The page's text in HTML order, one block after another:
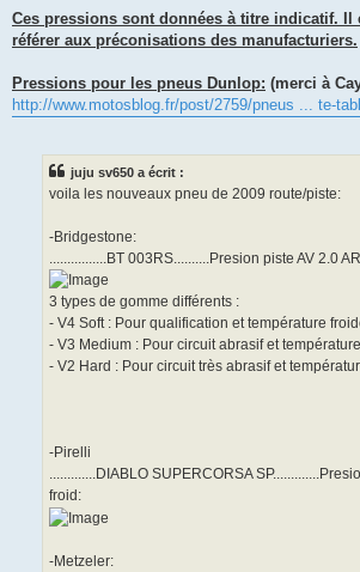
Ces pressions sont données à titre indicatif. Il
référer aux préconisations des manufacturiers.
Pressions pour les pneus Dunlop: (merci à
http://www.motosblog.fr/post/2759/pneus ... te-
juju sv650 a écrit :
voila les nouveaux pneu de 2009 route/piste:
-Bridgestone:
................BT 003RS..........Presion piste AV 2.0
3 types de gomme différents :
- V4 Soft : Pour qualification et température
- V3 Medium : Pour circuit abrasif et
- V2 Hard : Pour circuit très abrasif et
-Pirelli
.............DIABLO SUPERCORSA
froid:
-Metzeler: